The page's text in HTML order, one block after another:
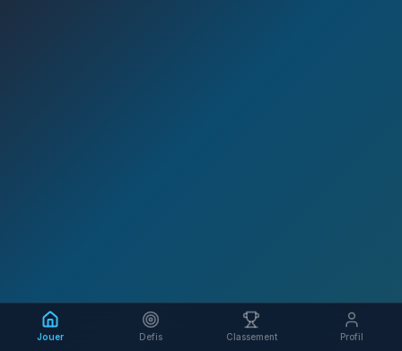
Jouer Defis Classement Profil